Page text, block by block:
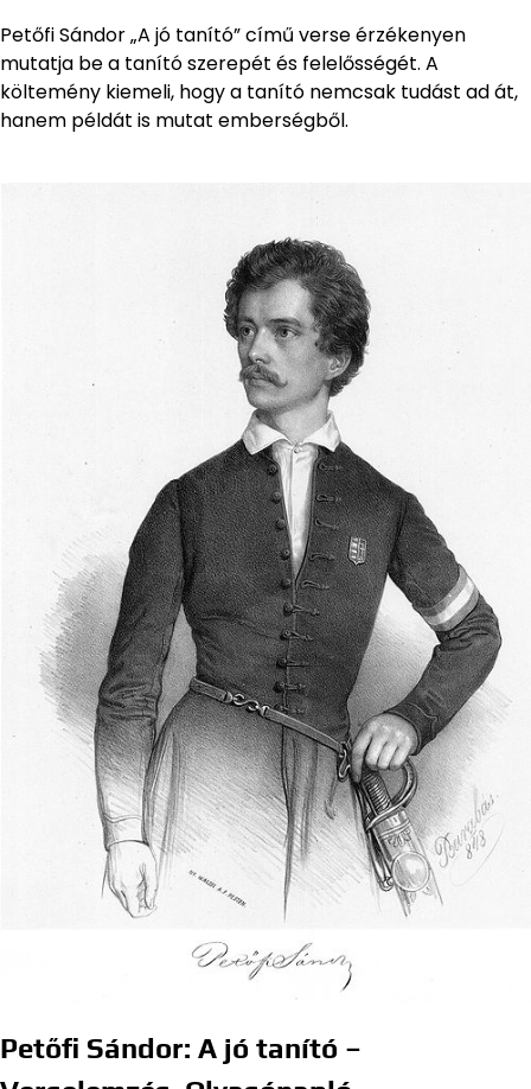
Petőfi Sándor „A jó tanító” című verse érzékenyen
mutatja be a tanító szerepét és felelősségét. A
költemény kiemeli, hogy a tanító nemcsak tudást ad át,
hanem példát is mutat emberségből.
Petőfi Sándor: A jó tanító –